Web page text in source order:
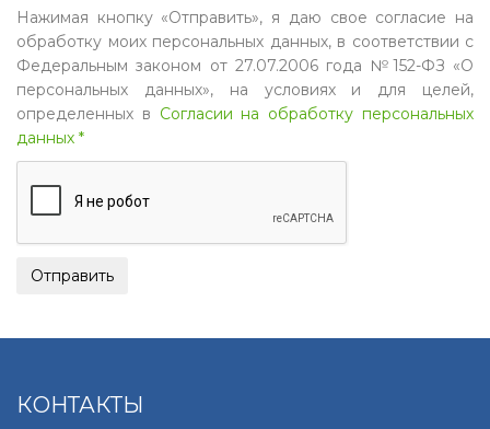
Нажимая кнопку «Отправить», я даю свое согласие на
обработку моих персональных данных, в соответствии с
Федеральным законом от 27.07.2006 года №152-ФЗ «О
персональных данных», на условиях и для целей,
определенных в Согласии на обработку персональных
данных *
КОНТАКТЫ